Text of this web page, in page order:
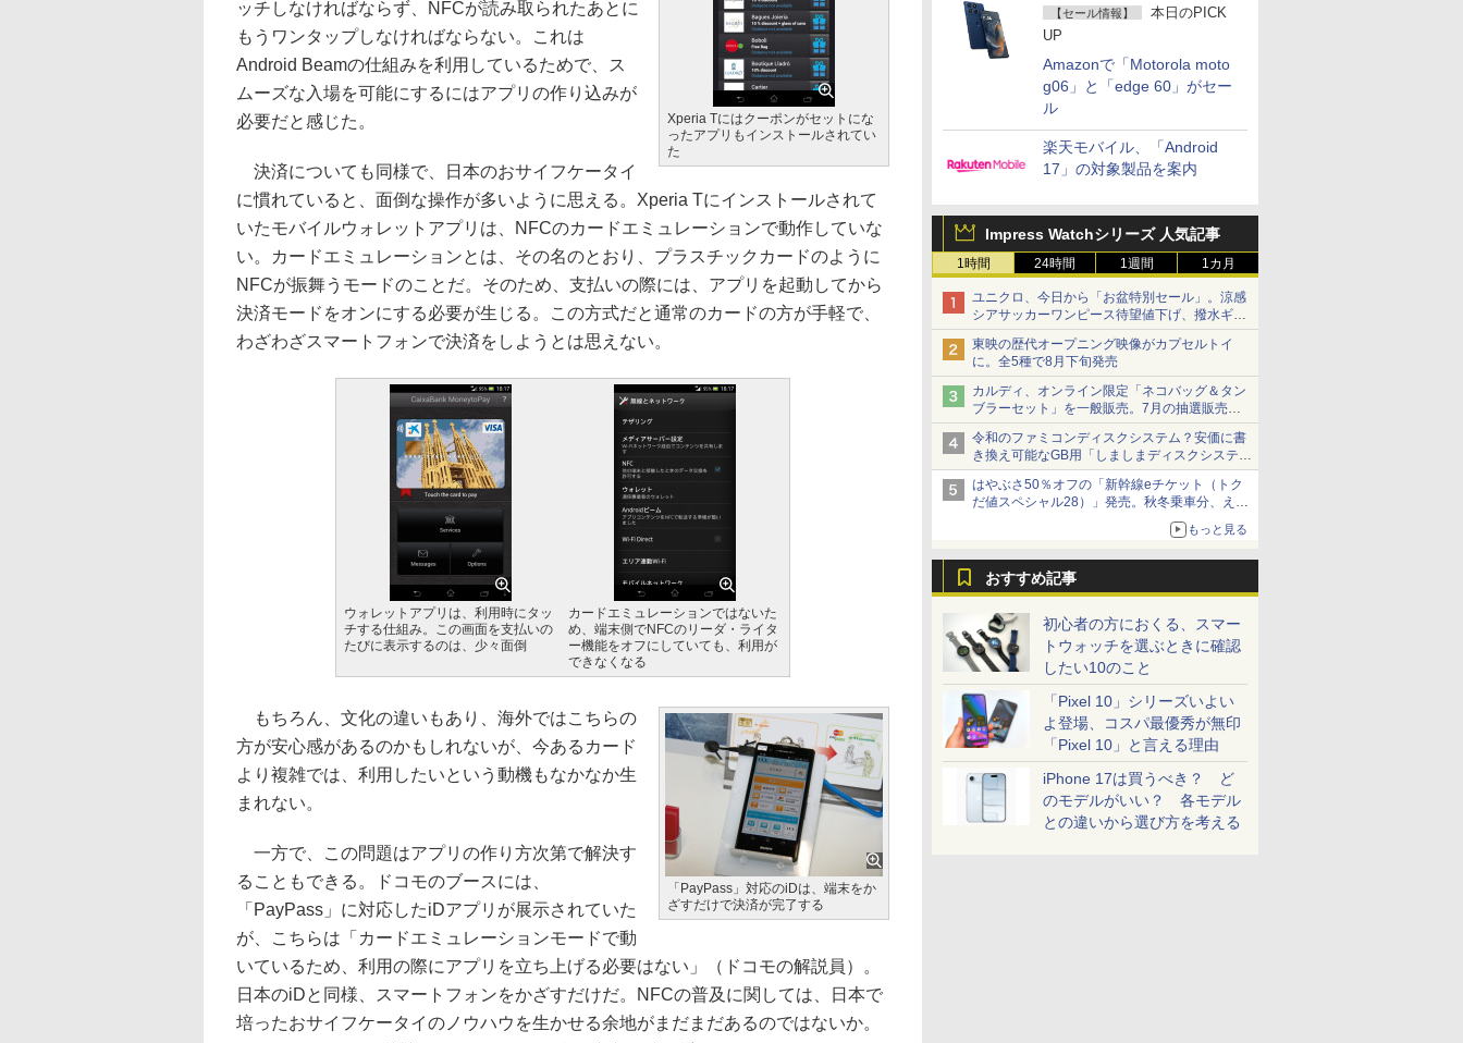
【セール情報】
本日のPICK
UP
Amazonで「Motorola moto
g06」と「edge 60」がセー
ル
楽天モバイル、「Android
17」の対象製品を案内
Impress Watchシリーズ 人気記事
1時間 24時間 1週間 1カ月
ユニクロ、今日から「お盆特別セール」。涼感
シアサッカーワンピース待望値下げ、撥水ギア
ショーツは1990円に
東映の歴代オープニング映像がカプセルトイ
に。全5種で8月下旬発売
カルディ、オンライン限定「ネコバッグ＆タン
ブラーセット」を一般販売。7月の抽選販売の
当選無効分
令和のファミコンディスクシステム？安価に書
き換え可能なGB用「しましまディスクシステ
ム」
はやぶさ50％オフの「新幹線eチケット（トク
だ値スペシャル28）」発売。秋冬乗車分、えき
もっと見る
おすすめ記事
初心者の方におくる、スマー
トウォッチを選ぶときに確認
したい10のこと
「Pixel 10」シリーズいよい
よ登場、コスパ最優秀が無印
「Pixel 10」と言える理由
iPhone 17は買うべき？ ど
のモデルがいい？ 各モデル
との違いから選び方を考える
Xperia Tにはクーポンがセットにな
ったアプリもインストールされてい
た
ッチしなければならず、NFCが読み取られたあとに
もうワンタップしなければならない。これは
Android Beamの仕組みを利用しているためで、ス
ムーズな入場を可能にするにはアプリの作り込みが
必要だと感じた。
決済についても同様で、日本のおサイフケータイ
に慣れていると、面倒な操作が多いように思える。Xperia Tにインストールされて
いたモバイルウォレットアプリは、NFCのカードエミュレーションで動作していな
い。カードエミュレーションとは、その名のとおり、プラスチックカードのように
NFCが振舞うモードのことだ。そのため、支払いの際には、アプリを起動してから
決済モードをオンにする必要が生じる。この方式だと通常のカードの方が手軽で、
わざわざスマートフォンで決済をしようとは思えない。
ウォレットアプリは、利用時にタッ
チする仕組み。この画面を支払いの
たびに表示するのは、少々面倒
カードエミュレーションではないた
め、端末側でNFCのリーダ・ライタ
ー機能をオフにしていても、利用が
できなくなる
「PayPass」対応のiDは、端末をか
ざすだけで決済が完了する
もちろん、文化の違いもあり、海外ではこちらの
方が安心感があるのかもしれないが、今あるカード
より複雑では、利用したいという動機もなかなか生
まれない。
一方で、この問題はアプリの作り方次第で解決す
ることもできる。ドコモのブースには、
「PayPass」に対応したiDアプリが展示されていた
が、こちらは「カードエミュレーションモードで動
いているため、利用の際にアプリを立ち上げる必要はない」（ドコモの解説員）。
日本のiDと同様、スマートフォンをかざすだけだ。NFCの普及に関しては、日本で
培ったおサイフケータイのノウハウを生かせる余地がまだまだあるのではないか。